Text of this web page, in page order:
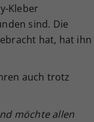
Kleber
sind. Die
hat, hat ihn
auch trotz
möchte allen